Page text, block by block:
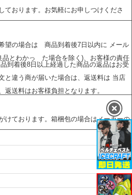
ております。お気軽にお申しつけくださ
望の場合は 商品到着後7日以内に メール
とわかっ た場合を除く)、お客様の責任
到着後8日以上経過した商品の返品はお受
と違う商が届いた場合は、返送料は 当店
送料はお客様負担となります。
けております。箱梱包の場合はメーカーの